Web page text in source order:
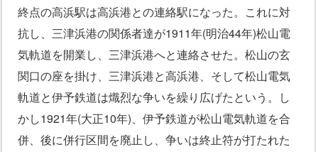
終点の高浜駅は高浜港との連絡駅になった。これに対
抗し、三津浜港の関係者達が1911年(明治44年)松山電
気軌道を開業し、三津浜港へと連絡させた。松山の玄
関口の座を掛け、三津浜港と高浜港、そして松山電気
軌道と伊予鉄道は熾烈な争いを繰り広げたという。し
かし1921年(大正10年)、伊予鉄道が松山電気軌道を合
併、後に併行区間を廃止し、争いは終止符が打たれた